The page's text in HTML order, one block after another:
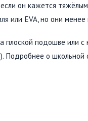
он кажется
или EVA, но они
подошве или с
Подробнее о